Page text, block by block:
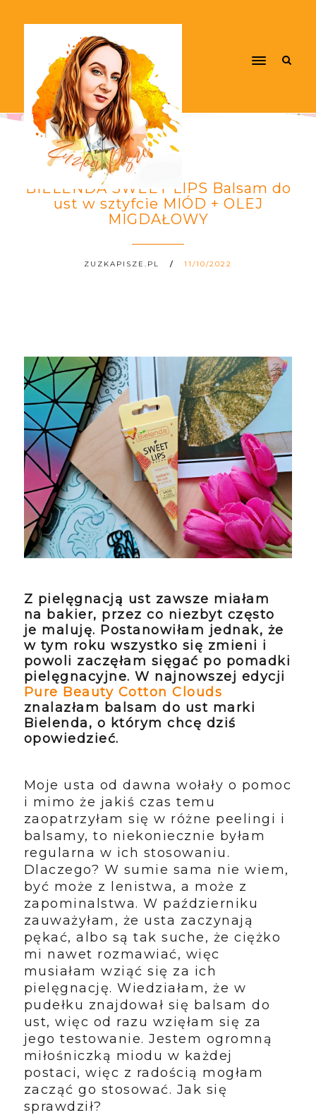
BIELENDA SWEET LIPS Balsam do
ust w sztyfcie MIÓD + OLEJ
MIGDAŁOWY
ZUZKAPISZE.PL 11/10/2022
Z pielęgnacją ust zawsze miałam
na bakier, przez co niezbyt często
je maluję. Postanowiłam jednak, że
w tym roku wszystko się zmieni i
powoli zaczęłam sięgać po pomadki
pielęgnacyjne. W najnowszej edycji
Pure Beauty Cotton Clouds
znalazłam balsam do ust marki
Bielenda, o którym chcę dziś
opowiedzieć.
Moje usta od dawna wołały o pomoc
i mimo że jakiś czas temu
zaopatrzyłam się w różne peelingi i
balsamy, to niekoniecznie byłam
regularna w ich stosowaniu.
Dlaczego? W sumie sama nie wiem,
być może z lenistwa, a może z
zapominalstwa. W październiku
zauważyłam, że usta zaczynają
pękać, albo są tak suche, że ciężko
mi nawet rozmawiać, więc
musiałam wziąć się za ich
pielęgnację. Wiedziałam, że w
pudełku znajdował się balsam do
ust, więc od razu wzięłam się za
jego testowanie. Jestem ogromną
miłośniczką miodu w każdej
postaci, więc z radością mogłam
zacząć go stosować. Jak się
sprawdził?